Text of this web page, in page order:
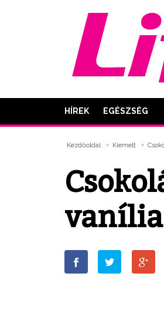
HÍREK EGÉSZSÉG
Kezdőoldal Kiemelt